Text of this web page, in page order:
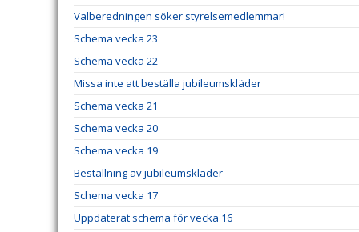
Valberedningen söker styrelsemedlemmar!
Schema vecka 23
Schema vecka 22
Missa inte att beställa jubileumskläder
Schema vecka 21
Schema vecka 20
Schema vecka 19
Beställning av jubileumskläder
Schema vecka 17
Uppdaterat schema för vecka 16